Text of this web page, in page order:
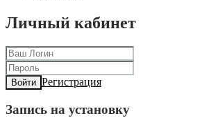
Личный кабинет
Войти Регистрация
Запись на установку